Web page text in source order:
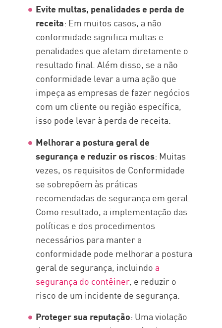
Evite multas, penalidades e perda de
receita: Em muitos casos, a não
conformidade significa multas e
penalidades que afetam diretamente o
resultado final. Além disso, se a não
conformidade levar a uma ação que
impeça as empresas de fazer negócios
com um cliente ou região específica,
isso pode levar à perda de receita.
Melhorar a postura geral de
segurança e reduzir os riscos: Muitas
vezes, os requisitos de Conformidade
se sobrepõem às práticas
recomendadas de segurança em geral.
Como resultado, a implementação das
políticas e dos procedimentos
necessários para manter a
conformidade pode melhorar a postura
geral de segurança, incluindo a
segurança do contêiner, e reduzir o
risco de um incidente de segurança.
Proteger sua reputação: Uma violação